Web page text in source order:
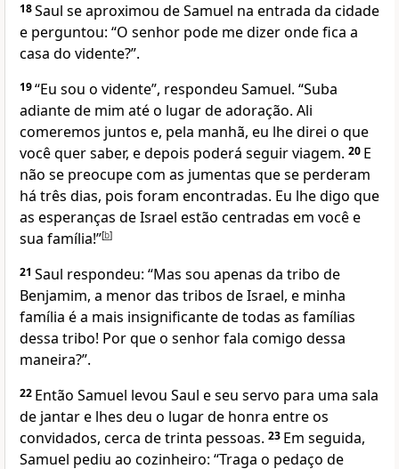
18Saul se aproximou de Samuel na entrada da cidade
e perguntou: “O senhor pode me dizer onde fica a
casa do vidente?”.
19“Eu sou o vidente”, respondeu Samuel. “Suba
adiante de mim até o lugar de adoração. Ali
comeremos juntos e, pela manhã, eu lhe direi o que
você quer saber, e depois poderá seguir viagem. 20 E
não se preocupe com as jumentas que se perderam
há três dias, pois foram encontradas. Eu lhe digo que
as esperanças de Israel estão centradas em você e
sua família!”[b]
21 Saul respondeu: “Mas sou apenas da tribo de
Benjamim, a menor das tribos de Israel, e minha
família é a mais insignificante de todas as famílias
dessa tribo! Por que o senhor fala comigo dessa
maneira?”.
22 Então Samuel levou Saul e seu servo para uma sala
de jantar e lhes deu o lugar de honra entre os
convidados, cerca de trinta pessoas. 23 Em seguida,
Samuel pediu ao cozinheiro: “Traga o pedaço de